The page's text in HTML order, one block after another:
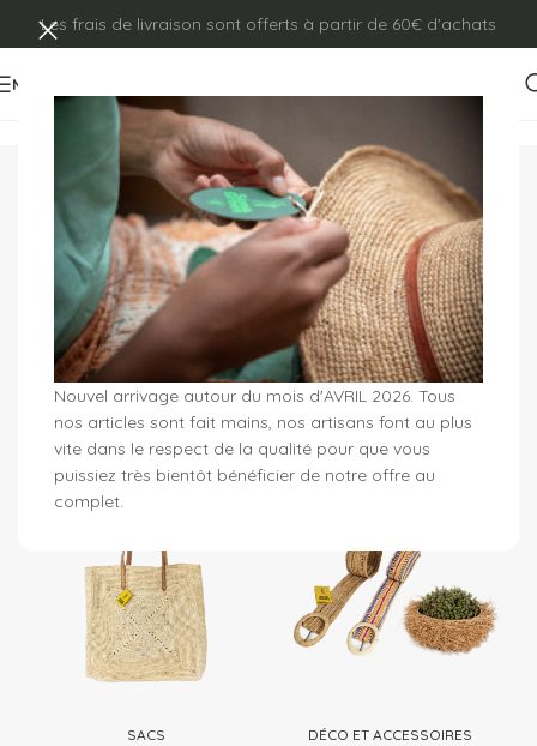
Nouvel arrivage autour du mois d'AVRIL 2026. Tous
nos articles sont fait mains, nos artisans font au plus
vite dans le respect de la qualité pour que vous
puissiez très bientôt bénéficier de notre offre au
complet.
Les frais de livraison sont offerts à partir de 60€ d'achats
MENU
CHAPEAUX POCHETTES
SACS DÉCO ET ACCESSOIRES